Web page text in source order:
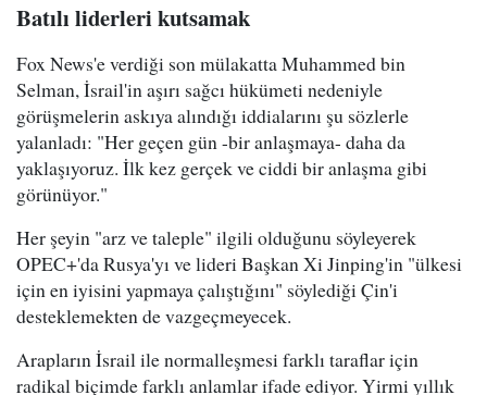
Batılı liderleri kutsamak
Fox News'e verdiği son mülakatta Muhammed bin
Selman, İsrail'in aşırı sağcı hükümeti nedeniyle
görüşmelerin askıya alındığı iddialarını şu sözlerle
yalanladı: "Her geçen gün -bir anlaşmaya- daha da
yaklaşıyoruz. İlk kez gerçek ve ciddi bir anlaşma gibi
görünüyor."
Her şeyin "arz ve taleple" ilgili olduğunu söyleyerek
OPEC+'da Rusya'yı ve lideri Başkan Xi Jinping'in "ülkesi
için en iyisini yapmaya çalıştığını" söylediği Çin'i
desteklemekten de vazgeçmeyecek.
Arapların İsrail ile normalleşmesi farklı taraflar için
radikal biçimde farklı anlamlar ifade ediyor. Yirmi yıllık